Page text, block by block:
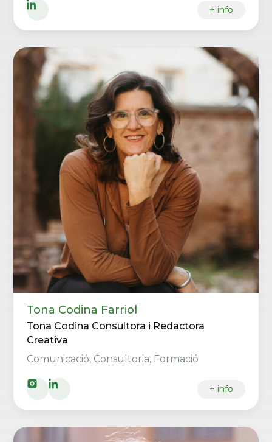
+ info
Tona Codina Farriol
Tona Codina Consultora i Redactora
Creativa
Comunicació, Consultoria, Formació
+ info